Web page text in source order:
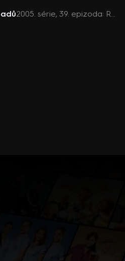
2005. série, 39. epizoda: Receptář prima nápadů 2005 (39)